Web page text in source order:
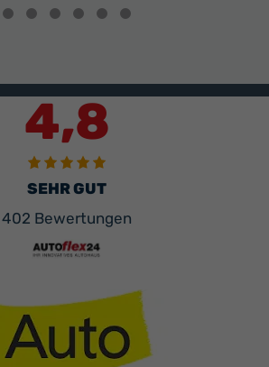
anzeigen
4,8
SEHR GUT
402 Bewertungen